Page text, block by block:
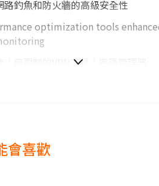
路釣魚和防火牆的高級安全性
optimization tools
｜無限制的VPN工具｜密碼管理器
產品僅 適用於臺灣地區啟用
會喜歡